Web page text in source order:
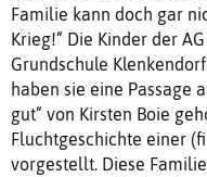
Familie kann doch gar
Krieg!“ Die Kinder der
Grundschule
haben sie eine Passage
gut“ von Kirsten Boie
Fluchtgeschichte einer
vorgestellt. Diese